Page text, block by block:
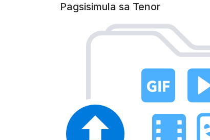
Pagsisimula sa Tenor